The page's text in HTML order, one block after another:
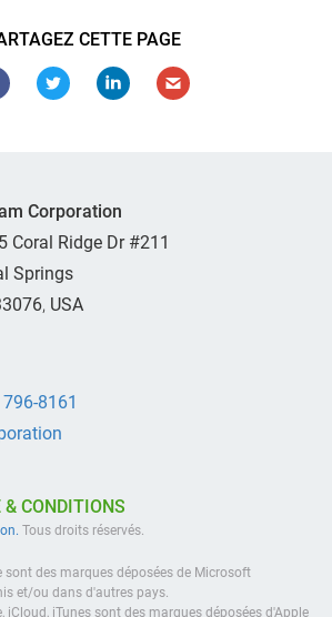
CETTE PAGE
Corporation
Coral Ridge Dr #211
Springs
, USA
8161
CONDITIONS
Tous droits réservés.
sont des marques déposées de Microsoft
et/ou dans d'autres pays.
iCloud, iTunes sont des marques déposées d'Apple